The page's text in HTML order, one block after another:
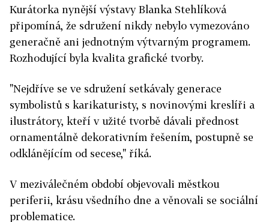
Kurátorka nynější výstavy Blanka Stehlíková
připomíná, že sdružení nikdy nebylo vymezováno
generačně ani jednotným výtvarným programem.
Rozhodující byla kvalita grafické tvorby.
"Nejdříve se ve sdružení setkávaly generace
symbolistů s karikaturisty, s novinovými kreslíři a
ilustrátory, kteří v užité tvorbě dávali přednost
ornamentálně dekorativním řešením, postupně se
odklánějícím od secese," říká.
V meziválečném období objevovali městkou
periferii, krásu všedního dne a věnovali se sociální
problematice.